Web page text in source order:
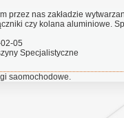
przez nas zakładzie
czy kolana aluminiowe.
05
Specjalistyczne
saomochodowe.